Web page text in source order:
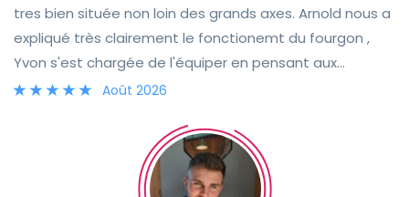
tres bien située non loin des grands axes. Arnold nous a
expliqué très clairement le fonctionemt du fourgon ,
Yvon s'est chargée de l'équiper en pensant aux
moindres détails pratiques qui ont facilité notre
aménagé et dispose de bons rangements. Nous avons
pu fixer notre porte vélos de voiture sur l'attache
remorque du camion. Un excellent séjour grâce à ce
Août 2026